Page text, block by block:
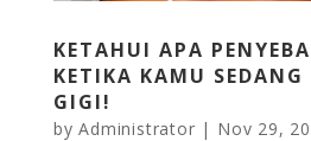
KETAHUI APA
KETIKA KAMU SEDANG
GIGI!
byAdministrator | Nov 29,